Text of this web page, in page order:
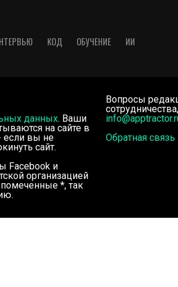
КОД ОБУЧЕНИЕ ИИ
данных. Ваши
на сайте в
если вы не
сайт.
Facebook и
организацией
*, так
Вопросы
Обратная связь